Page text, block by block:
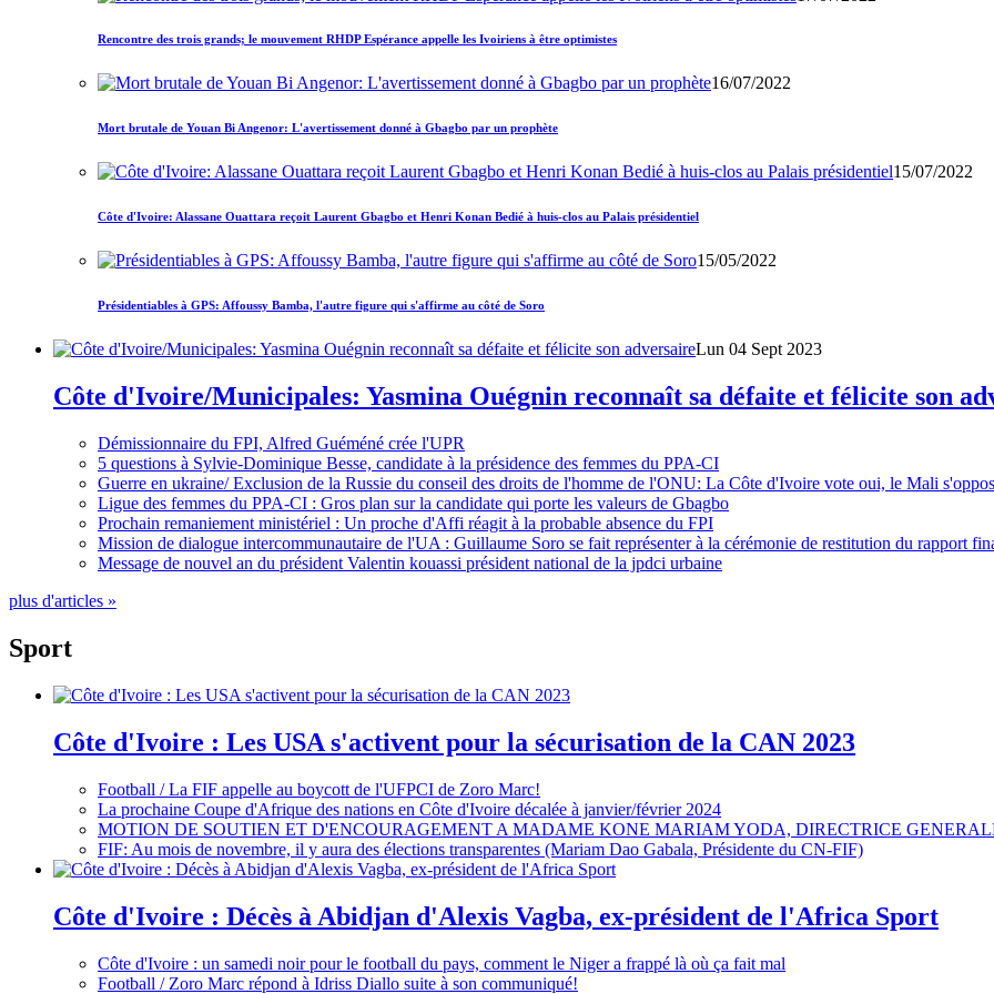
Rencontre des trois grands; le mouvement RHDP Espérance appelle les Ivoiriens à être optimistes
16/07/2022
Mort brutale de Youan Bi Angenor: L'avertissement donné à Gbagbo par un prophète
15/07/2022
Côte d'Ivoire: Alassane Ouattara reçoit Laurent Gbagbo et Henri Konan Bedié à huis-clos au Palais présidentiel
15/05/2022
Présidentiables à GPS: Affoussy Bamba, l'autre figure qui s'affirme au côté de Soro
Lun 04 Sept 2023
Côte d'Ivoire/Municipales: Yasmina Ouégnin reconnaît sa défaite et félicite son
Démissionnaire du FPI, Alfred Guéméné crée l'UPR
5 questions à Sylvie-Dominique Besse, candidate à la présidence des femmes du PPA-CI
Guerre en ukraine/ Exclusion de la Russie du conseil des droits de l'homme de l'ONU: La Côte d'Ivoire vote oui, le Mali
Ligue des femmes du PPA-CI : Gros plan sur la candidate qui porte les valeurs de Gbagbo
Prochain remaniement ministériel : Un proche d'Affi réagit à la probable absence du FPI
Mission de dialogue intercommunautaire de l'UA : Guillaume Soro se fait représenter à la cérémonie de restitution du rapport
Message de nouvel an du président Valentin kouassi président national de la jpdci urbaine
plus d'articles »
Sport
Côte d'Ivoire : Les USA s'activent pour la sécurisation de la CAN 2023
Football / La FIF appelle au boycott de l'UFPCI de Zoro Marc!
La prochaine Coupe d'Afrique des nations en Côte d'Ivoire décalée à janvier/février 2024
MOTION DE SOUTIEN ET D'ENCOURAGEMENT A MADAME KONE MARIAM YODA, DIRECTRICE
FIF: Au mois de novembre, il y aura des élections transparentes (Mariam Dao Gabala, Présidente du CN-FIF)
Côte d'Ivoire : Décès à Abidjan d'Alexis Vagba, ex-président de l'Africa Sport
Côte d'Ivoire : un samedi noir pour le football du pays, comment le Niger a frappé là où ça fait mal
Football / Zoro Marc répond à Idriss Diallo suite à son communiqué!